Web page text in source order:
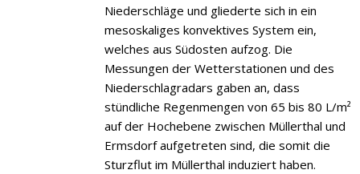
Niederschläge und gliederte sich in ein
mesoskaliges konvektives System ein,
welches aus Südosten aufzog. Die
Messungen der Wetterstationen und des
Niederschlagradars gaben an, dass
stündliche Regenmengen von 65 bis 80 L/m²
auf der Hochebene zwischen Müllerthal und
Ermsdorf aufgetreten sind, die somit die
Sturzflut im Müllerthal induziert haben.